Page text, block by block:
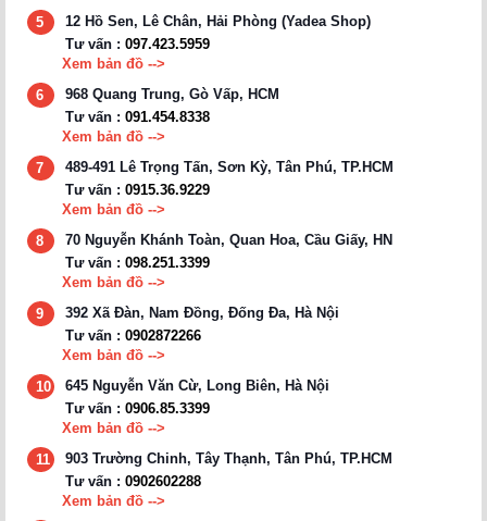
5
12 Hồ Sen, Lê Chân, Hải Phòng (Yadea Shop)
Tư vấn : 097.423.5959
Xem bản đồ -->
6
968 Quang Trung, Gò Vấp, HCM
Tư vấn : 091.454.8338
Xem bản đồ -->
7
489-491 Lê Trọng Tấn, Sơn Kỳ, Tân Phú, TP.HCM
Tư vấn : 0915.36.9229
Xem bản đồ -->
8
70 Nguyễn Khánh Toàn, Quan Hoa, Cầu Giấy, HN
Tư vấn : 098.251.3399
Xem bản đồ -->
9
392 Xã Đàn, Nam Đồng, Đống Đa, Hà Nội
Tư vấn : 0902872266
Xem bản đồ -->
10
645 Nguyễn Văn Cừ, Long Biên, Hà Nội
Tư vấn : 0906.85.3399
Xem bản đồ -->
11
903 Trường Chinh, Tây Thạnh, Tân Phú, TP.HCM
Tư vấn : 0902602288
Xem bản đồ -->